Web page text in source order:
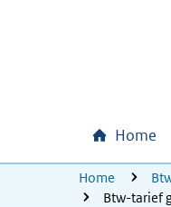
Hoofdnavigatie
Home
U bevindt zich
Home
Btw-tarief